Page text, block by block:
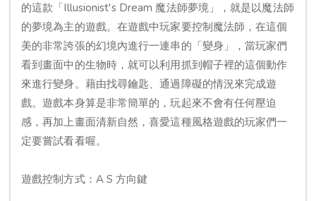
的這款「Illusionist's Dream 魔法師夢境」，就是以魔法師
的夢境為主的遊戲。在遊戲中玩家要控制魔法師，在這個
美的非常誇張的幻境內進行一連串的「變身」，當玩家們
看到畫面中的生物時，就可以利用抓到帽子裡的這個動作
來進行變身。藉由找尋鑰匙、通過障礙的情況來完成遊
戲。遊戲本身算是非常簡單的，玩起來不會有任何壓迫
感，再加上畫面清新自然，喜愛這種風格遊戲的玩家們一
定要嘗試看看喔。
遊戲控制方式：A S 方向鍵